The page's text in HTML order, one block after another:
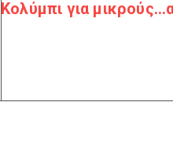
Κολύμπι για